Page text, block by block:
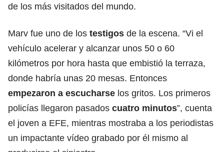
de los más visitados del mundo.
Marv fue uno de los testigos de la escena. “Vi el
vehículo acelerar y alcanzar unos 50 o 60
kilómetros por hora hasta que embistió la terraza,
donde habría unas 20 mesas. Entonces
empezaron a escucharse los gritos. Los primeros
policías llegaron pasados cuatro minutos”, cuenta
el joven a EFE, mientras mostraba a los periodistas
un impactante vídeo grabado por él mismo al